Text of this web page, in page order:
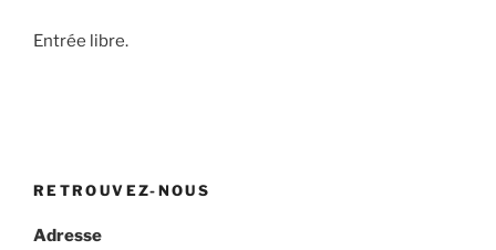
Entrée libre.
RETROUVEZ-NOUS
Adresse